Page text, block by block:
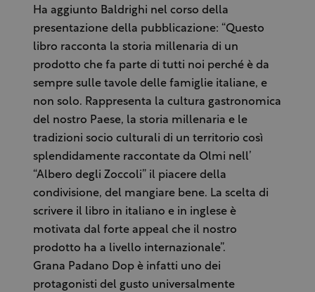
Ha aggiunto Baldrighi nel corso della
presentazione della pubblicazione: “Questo
libro racconta la storia millenaria di un
prodotto che fa parte di tutti noi perché è da
sempre sulle tavole delle famiglie italiane, e
non solo. Rappresenta la cultura gastronomica
del nostro Paese, la storia millenaria e le
tradizioni socio culturali di un territorio così
splendidamente raccontate da Olmi nell’
“Albero degli Zoccoli” il piacere della
condivisione, del mangiare bene. La scelta di
scrivere il libro in italiano e in inglese è
motivata dal forte appeal che il nostro
prodotto ha a livello internazionale”.
Grana Padano Dop è infatti uno dei
protagonisti del gusto universalmente